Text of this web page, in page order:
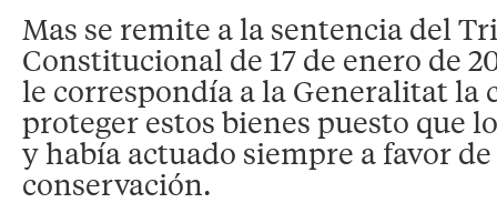
Mas se remite a la sentencia del
Constitucional de 17 de enero de
le correspondía a la Generalitat la
proteger estos bienes puesto que
y había actuado siempre a favor
conservación.